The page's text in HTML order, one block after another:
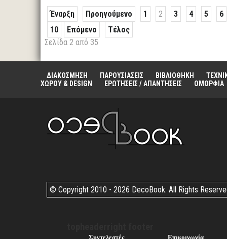
Έναρξη Προηγούμενο 1 2 3 4 5
6
10
Επόμενο
Τέλος
Σελίδα 2 από 35
ΔΙΑΚΟΣΜΗΣΗ ΠΑΡΟΥΣΙΑΣΕΙΣ ΒΙΒΛΙΟΘΗΚΗ
ΧΩΡΟΥ & DESIGN
ΕΡΩΤΗΣΕΙΣ / ΑΠΑΝΤΗΣΕΙΣ ΟΜΟΡΦΙΑ
© Copyright 2010 - 2026 DecoBook. All Rights
Συντελεστές Επικοινωνία